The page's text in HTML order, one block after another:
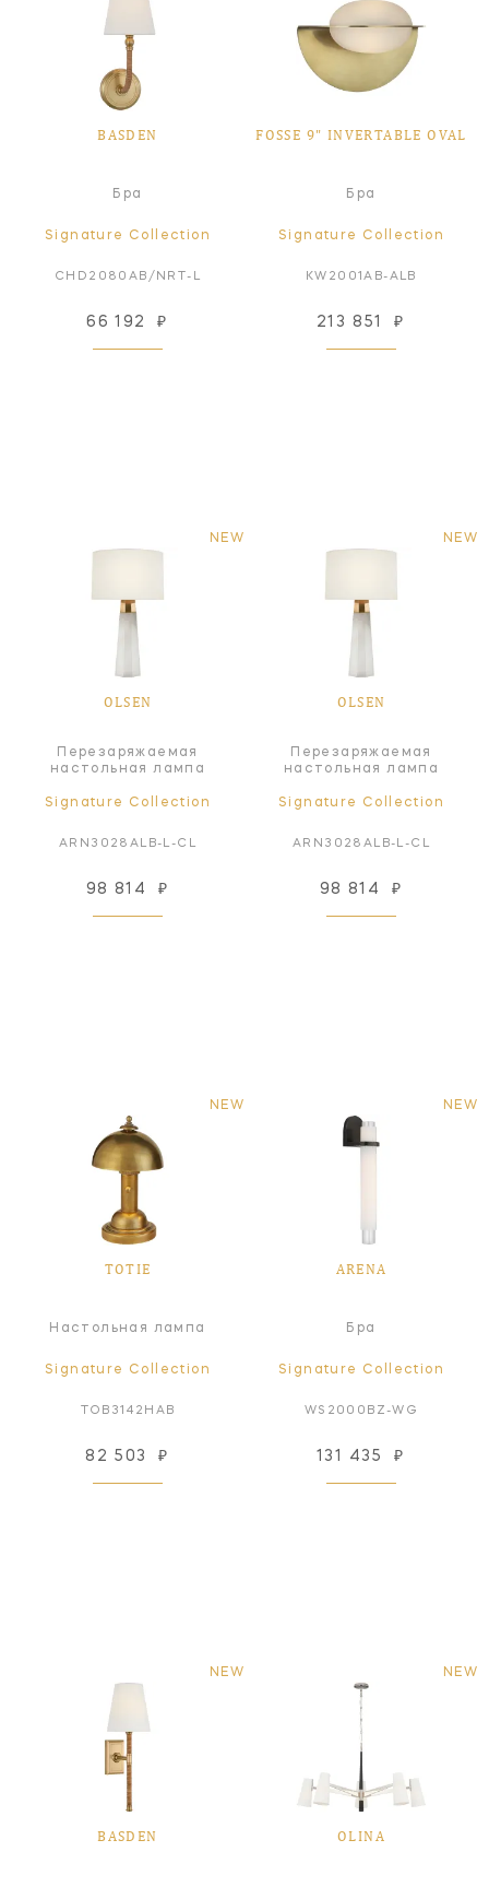
BASDEN
Бра
Signature Collection
CHD2080AB/NRT-L
66 192 ₽
FOSSE 9" INVERTABLE OVAL
Бра
Signature Collection
KW2001AB-ALB
213 851 ₽
NEW
OLSEN
Перезаряжаемая
настольная лампа
Signature Collection
ARN3028ALB-L-CL
98 814 ₽
NEW
OLSEN
Перезаряжаемая
настольная лампа
Signature Collection
ARN3028ALB-L-CL
98 814 ₽
NEW
TOTIE
Настольная лампа
Signature Collection
TOB3142HAB
82 503 ₽
NEW
ARENA
Бра
Signature Collection
WS2000BZ-WG
131 435 ₽
NEW
BASDEN
NEW
OLINA